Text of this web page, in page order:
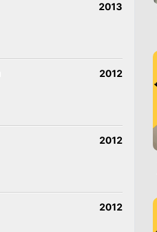
2013
2012
2012
2012